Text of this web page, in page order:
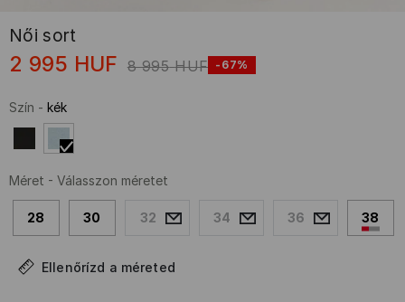
Női sort
2 995 HUF 8 995 HUF -67%
Szín - kék
Méret - Válasszon méretet
28 30 32 34 36 38
Ellenőrízd a méreted